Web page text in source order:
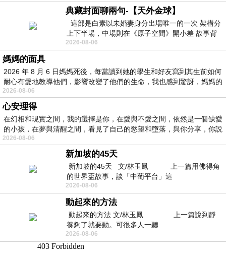
典藏封面聊兩句-【天外金球】
這部是白素以未婚妻身分出場唯一的一次 架構分
上下半場，中場則在《原子空間》開小差 故事背
景影射西藏境外流亡 地下組織
2026-08-06
媽媽的面具
2026 年 8 月 6 日媽媽死後，每當讀到她的學生和好友寫到其生前如何
耐心有愛地教導他們，影響改變了他們的生命，我也感到驚訝，媽媽的
2026-08-06
心安理得
在幻相和現實之間，我的選擇是你，在愛與不愛之間，依然是一個缺愛
的小孩，在夢與清醒之間，看見了自己的慾望和墮落，與你分享，你説
2026-08-06
新加坡的45天
新加坡的45天 文/林玉鳳 上一篇用佛得角
的世界盃故事，談「中葡平台」這
2026-08-06
動起來的方法
動起來的方法 文/林玉鳳 上一篇說到靜
養夠了就要動。可很多人一聽
2026-08-06